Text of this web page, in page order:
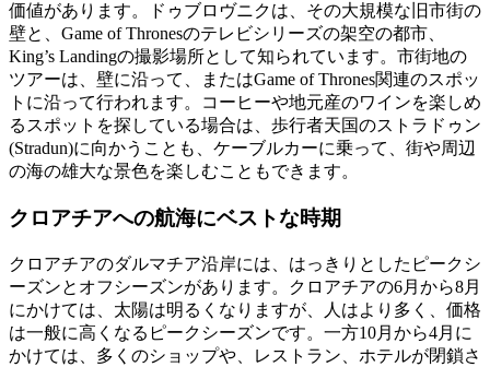
価値があります。ドゥブロヴニクは、その大規模な旧市街の
壁と、Game of Thronesのテレビシリーズの架空の都市、
King’s Landingの撮影場所として知られています。市街地の
ツアーは、壁に沿って、またはGame of Thrones関連のスポッ
トに沿って行われます。コーヒーや地元産のワインを楽しめ
るスポットを探している場合は、歩行者天国のストラドゥン
(Stradun)に向かうことも、ケーブルカーに乗って、街や周辺
の海の雄大な景色を楽しむこともできます。
クロアチアへの航海にベストな時期
クロアチアのダルマチア沿岸には、はっきりとしたピークシ
ーズンとオフシーズンがあります。クロアチアの6月から8月
にかけては、太陽は明るくなりますが、人はより多く、価格
は一般に高くなるピークシーズンです。一方10月から4月に
かけては、多くのショップや、レストラン、ホテルが閉鎖さ